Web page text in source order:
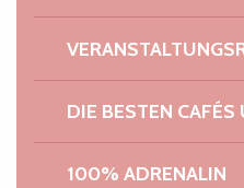
DIE BESTEN
100% ADRENALIN